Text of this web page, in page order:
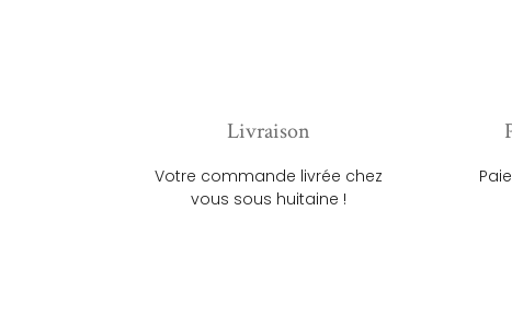
Livraison
Votre commande livrée chez
vous sous huitaine !